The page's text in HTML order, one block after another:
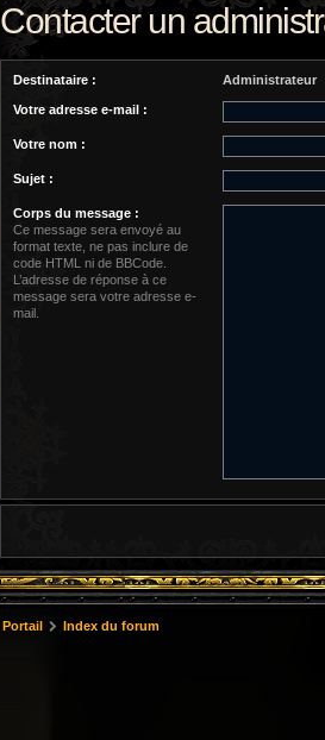
Contacter un
Destinataire : Administrateur
Votre adresse e-mail :
Votre nom :
Sujet :
Corps du message :
Ce message sera envoyé au
format texte, ne pas inclure de
code HTML ni de BBCode.
L’adresse de réponse à ce
message sera votre adresse e-
mail.
Portail Index du forum